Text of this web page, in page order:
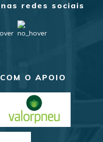
redes sociais
O APOIO